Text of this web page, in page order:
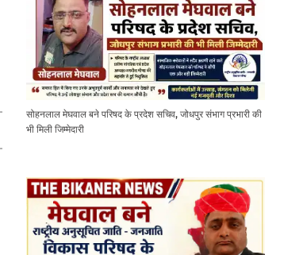
सोहनलाल मेघवाल बने परिषद के प्रदेश सचिव, जोधपुर संभाग प्रभारी की
भी मिली जिम्मेदारी